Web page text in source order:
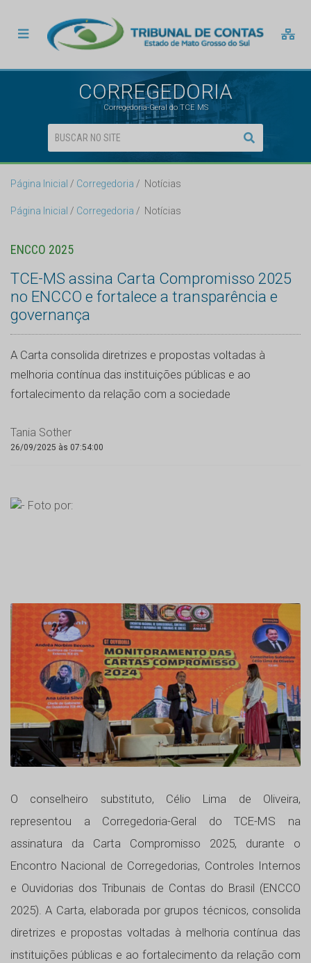
CORREGEDORIA
Corregedoria-Geral do TCE MS
Página Inicial Corregedoria Notícias
Página Inicial Corregedoria Notícias
ENCCO 2025
TCE-MS assina Carta Compromisso 2025
no ENCCO e fortalece a transparência e
governança
A Carta consolida diretrizes e propostas voltadas à
melhoria contínua das instituições públicas e ao
fortalecimento da relação com a sociedade
Tania Sother
26/09/2025 às 07:54:00
O conselheiro substituto, Célio Lima de Oliveira,
representou a Corregedoria-Geral do TCE-MS na
assinatura da Carta Compromisso 2025, durante o
Encontro Nacional de Corregedorias, Controles Internos
e Ouvidorias dos Tribunais de Contas do Brasil (ENCCO
2025). A Carta, elaborada por grupos técnicos, consolida
diretrizes e propostas voltadas à melhoria contínua das
instituições públicas e ao fortalecimento da relação com